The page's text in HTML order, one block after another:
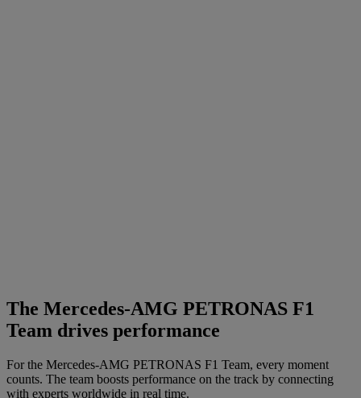
The Mercedes-AMG PETRONAS F1
Team drives performance
For the Mercedes-AMG PETRONAS F1 Team, every moment
counts. The team boosts performance on the track by connecting
with experts worldwide in real time.